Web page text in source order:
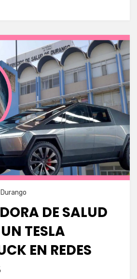
Durango
DE SALUD
TESLA
EN REDES